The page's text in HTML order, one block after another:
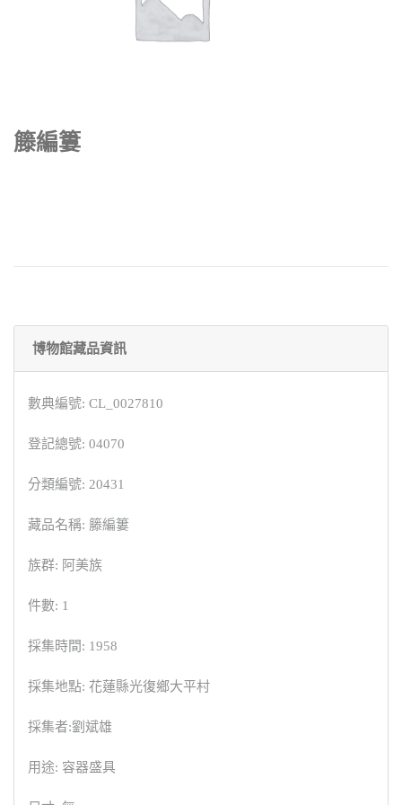
籐編簍
博物館藏品資訊
數典編號: CL_0027810
登記總號: 04070
分類編號: 20431
藏品名稱: 籐編簍
族群: 阿美族
件數: 1
採集時間: 1958
採集地點: 花蓮縣光復鄉大平村
採集者:劉斌雄
用途: 容器盛具